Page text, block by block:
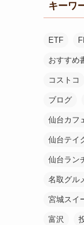
キーワ
ETF
おすすめ
コストコ
ブログ
仙台カフ
仙台テイ
仙台ラン
名取グル
宮城スイ
富沢